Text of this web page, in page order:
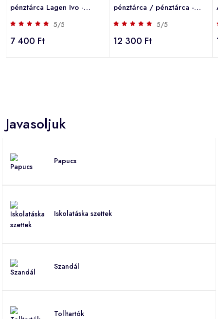
pénztárca Lagen Ivo -
fekete
5/5
7 400 Ft
pénztárca / pénztárca -
kék
5/5
12 300 Ft
Javasoljuk
Papucs
Iskolatáska szettek
Szandál
Tolltartók